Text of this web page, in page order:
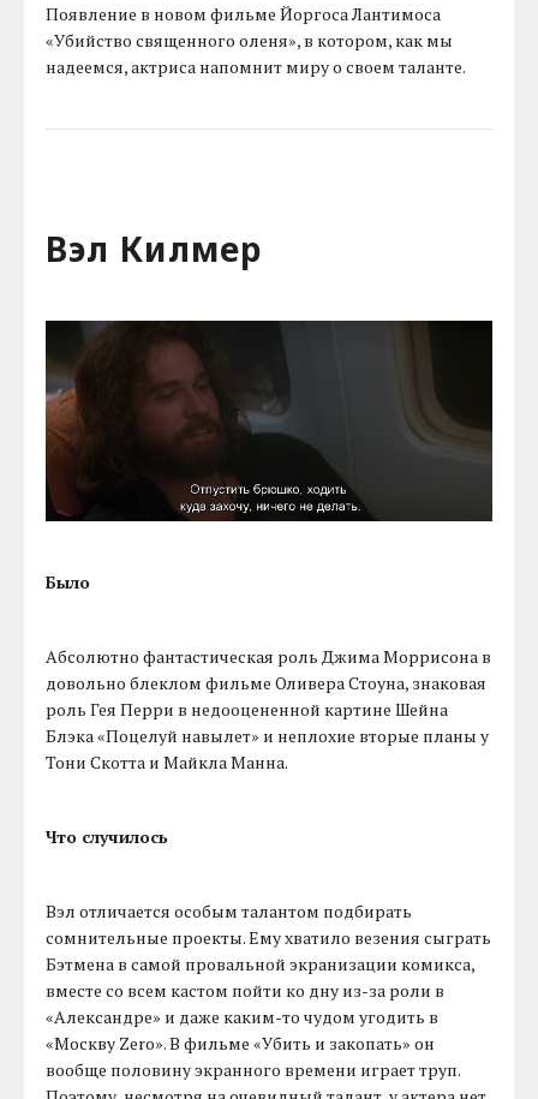
Появление в новом фильме Йоргоса Лантимоса
«Убийство священного оленя», в котором, как мы
надеемся, актриса напомнит миру о своем таланте.
Вэл Килмер
Было
Абсолютно фантастическая роль Джима Моррисона в
довольно блеклом фильме Оливера Стоуна, знаковая
роль Гея Перри в недооцененной картине Шейна
Блэка «Поцелуй навылет» и неплохие вторые планы у
Тони Скотта и Майкла Манна.
Что случилось
Вэл отличается особым талантом подбирать
сомнительные проекты. Ему хватило везения сыграть
Бэтмена в самой провальной экранизации комикса,
вместе со всем кастом пойти ко дну из-за роли в
«Александре» и даже каким-то чудом угодить в
«Москву Zero». В фильме «Убить и закопать» он
вообще половину экранного времени играет труп.